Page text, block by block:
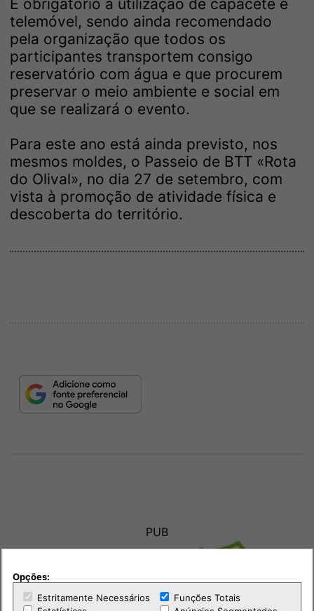
É obrigatório a utilização de capacete e
telemóvel, sendo ainda recomendado
pela organização que todos os
participantes transportem consigo
reservatório com água e que procurem
preservar o meio ambiente e social em
que se realizará o evento.
Para este ano está ainda previsto, nos
mesmos moldes, o Passeio de BTT «Rota
do Olival», no dia 27 de setembro, com
vista à promoção de atividade física e
descoberta do território.
PUB
Opções:
Estritamente Necessários
Funções Totais